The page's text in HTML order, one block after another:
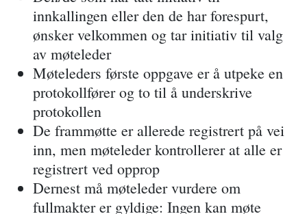
innkallingen eller den de har forespurt,
ønsker velkommen og tar initiativ til valg
av møteleder
Møteleders første oppgave er å utpeke en
protokollfører og to til å underskrive
protokollen
De frammøtte er allerede registrert på vei
inn, men møteleder kontrollerer at alle er
registrert ved opprop
Dernest må møteleder vurdere om
fullmakter er gyldige: Ingen kan møte